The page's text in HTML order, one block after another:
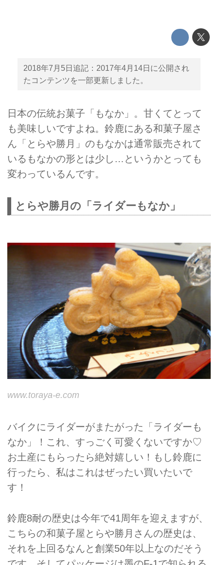
2018年7月5日追記：2017年4月14日に公開され
たコンテンツを一部更新しました。
日本の伝統お菓子「もなか」。甘くてとって
も美味しいですよね。鈴鹿にある和菓子屋さ
ん「とらや勝月」のもなかは通常販売されて
いるもなかの形とは少し…というかとっても
変わっているんです。
とらや勝月の「ライダーもなか」
www.toraya-e.com
バイクにライダーがまたがった「ライダーも
なか」！これ、すっごく可愛くないですか♡
お土産にもらったら絶対嬉しい！もし鈴鹿に
行ったら、私はこれはぜったい買いたいで
す！
鈴鹿8耐の歴史は今年で41周年を迎えますが、
こちらの和菓子屋とらや勝月さんの歴史は、
それを上回るなんと創業50年以上なのだそう